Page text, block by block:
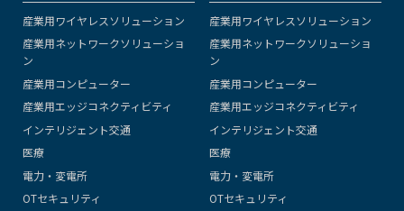
産業用ワイヤレスソリューション
産業用ネットワークソリューショ
ン
産業用コンピューター
産業用エッジコネクティビティ
インテリジェント交通
医療
電力・変電所
OTセキュリティ
産業用ワイヤレスソリューション
産業用ネットワークソリューショ
ン
産業用コンピューター
産業用エッジコネクティビティ
インテリジェント交通
医療
電力・変電所
OTセキュリティ